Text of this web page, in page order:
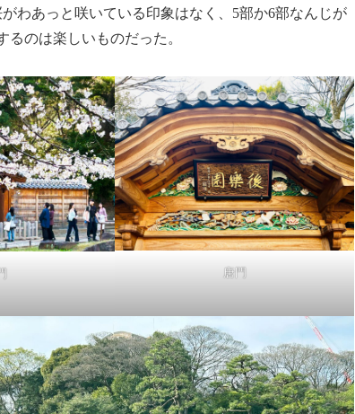
わあっと咲いている印象はなく、5部か6部なんじが
のは楽しいものだった。
唐門